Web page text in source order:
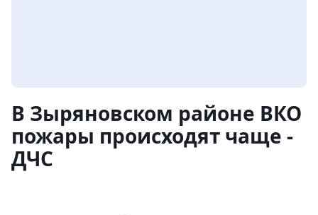
В Зыряновском районе ВКО
пожары происходят чаще -
ДЧС